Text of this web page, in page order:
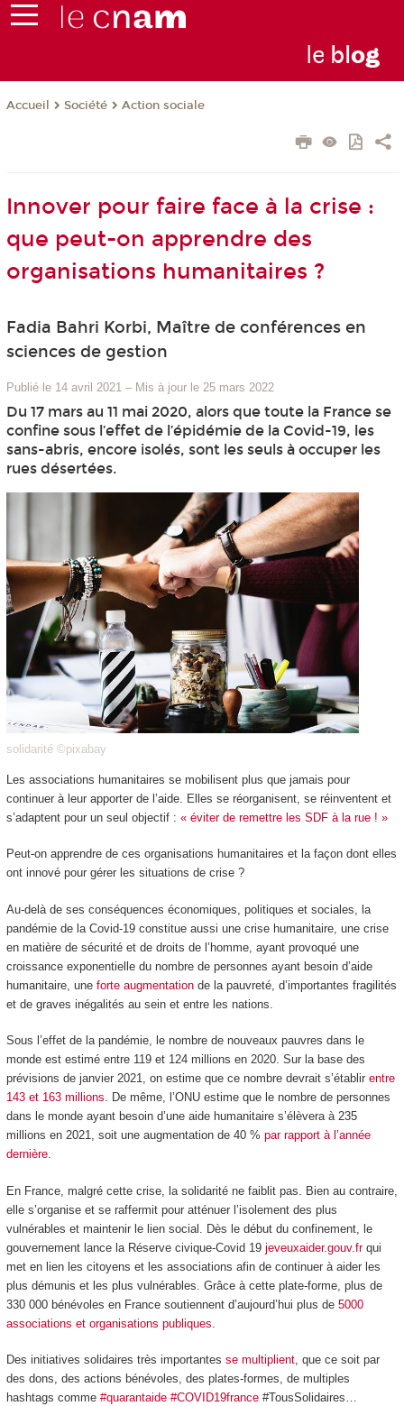
le blog
Accueil Société Action sociale
Innover pour faire face à la crise :
que peut-on apprendre des
organisations humanitaires ?
Fadia Bahri Korbi, Maître de conférences en
sciences de gestion
Publié le 14 avril 2021 – Mis à jour le 25 mars 2022
Du 17 mars au 11 mai 2020, alors que toute la France se
confine sous l’effet de l’épidémie de la Covid-19, les
sans-abris, encore isolés, sont les seuls à occuper les
rues désertées.
solidarité ©pixabay
Les associations humanitaires se mobilisent plus que jamais pour
continuer à leur apporter de l’aide. Elles se réorganisent, se réinventent et
s’adaptent pour un seul objectif : « éviter de remettre les SDF à la rue ! »
Peut-on apprendre de ces organisations humanitaires et la façon dont elles
ont innové pour gérer les situations de crise ?
Au-delà de ses conséquences économiques, politiques et sociales, la
pandémie de la Covid-19 constitue aussi une crise humanitaire, une crise
en matière de sécurité et de droits de l’homme, ayant provoqué une
croissance exponentielle du nombre de personnes ayant besoin d’aide
humanitaire, une forte augmentationde la pauvreté, d’importantes fragilités
et de graves inégalités au sein et entre les nations.
Sous l’effet de la pandémie, le nombre de nouveaux pauvres dans le
monde est estimé entre 119 et 124 millions en 2020. Sur la base des
prévisions de janvier 2021, on estime que ce nombre devrait s’établir entre
143 et 163 millions. De même, l’ONU estime que le nombre de personnes
dans le monde ayant besoin d’une aide humanitaire s’élèvera à 235
millions en 2021, soit une augmentation de 40 % par rapport à l’année
dernière.
En France, malgré cette crise, la solidarité ne faiblit pas. Bien au contraire,
elle s’organise et se raffermit pour atténuer l’isolement des plus
vulnérables et maintenir le lien social. Dès le début du confinement, le
gouvernement lance la Réserve civique-Covid 19 jeveuxaider.gouv.frqui
met en lien les citoyens et les associations afin de continuer à aider les
plus démunis et les plus vulnérables. Grâce à cette plate-forme, plus de
330 000 bénévoles en France soutiennent d’aujourd’hui plus de 5000
associations et organisations publiques
Des initiatives solidaires très importantes se multiplient, que ce soit par
des dons, des actions bénévoles, des plates-formes, de multiples
hashtags comme #quarantaide #COVID19france#TousSolidaires…